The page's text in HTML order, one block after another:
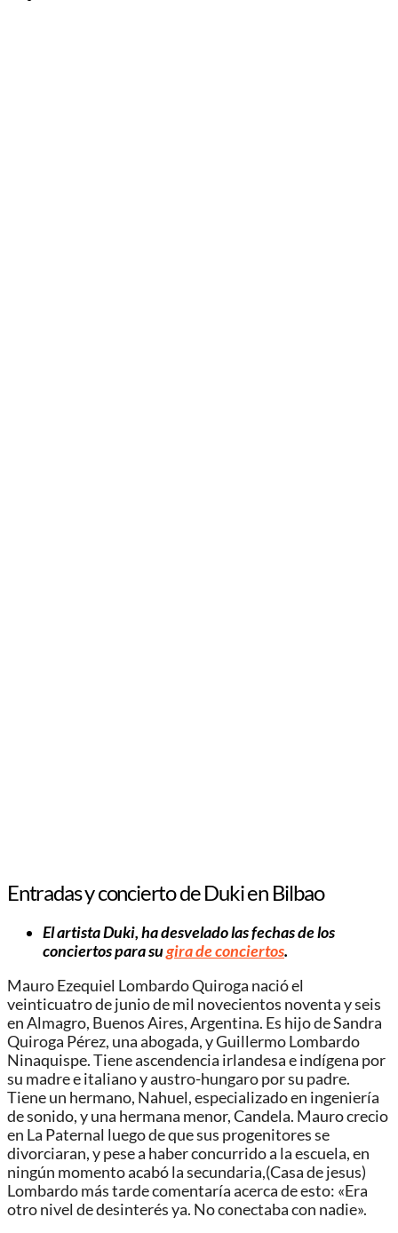
Entradas y concierto de Duki en Bilbao
El artista Duki, ha desvelado las fechas de los
conciertos para sugira de conciertos.
Mauro Ezequiel Lombardo Quiroga nació el
veinticuatro de junio de mil novecientos noventa y seis
en Almagro, Buenos Aires, Argentina. Es hijo de Sandra
Quiroga Pérez, una abogada, y Guillermo Lombardo
Ninaquispe.​ Tiene ascendencia irlandesa e indígena por
su madre e italiano y austro-hungaro por su padre.
Tiene un hermano, Nahuel, especializado en ingeniería
de sonido, y una hermana menor, Candela.​ Mauro crecio
en La Paternal luego de que sus progenitores se
divorciaran, y pese a haber concurrido a la escuela, en
ningún momento acabó la secundaria,​(Casa de jesus)
Lombardo más tarde comentaría acerca de esto: «Era
otro nivel de desinterés ya. No conectaba con nadie».